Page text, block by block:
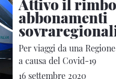
Attivo il
abbonamenti
Per viaggi da una
a causa del Covid-19
16 settembre 2020